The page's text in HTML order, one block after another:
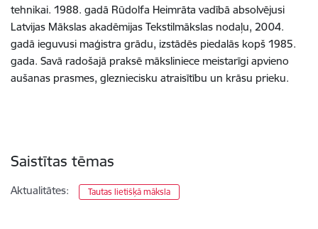
tehnikai. 1988. gadā Rūdolfa Heimrāta vadībā absolvējusi
Latvijas Mākslas akadēmijas Tekstilmākslas nodaļu, 2004.
gadā ieguvusi maģistra grādu, izstādēs piedalās kopš 1985.
gada. Savā radošajā praksē māksliniece meistarīgi apvieno
aušanas prasmes, glezniecisku atraisītību un krāsu prieku.
Saistītas tēmas
Aktualitātes: Tautas lietišķā māksla